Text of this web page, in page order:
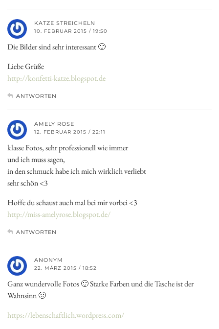
KATZE STREICHELN
10. FEBRUAR 2015 / 19:50
Die Bilder sind sehr interessant 🙂
Liebe Grüße
http://konfetti-katze.blogspot.de
ANTWORTEN
AMELY ROSE
12. FEBRUAR 2015 / 22:11
klasse Fotos, sehr professionell wie immer
und ich muss sagen,
in den schmuck habe ich mich wirklich verliebt
sehr schön <3
Hoffe du schaust auch mal bei mir vorbei <3
http://miss-amelyrose.blogspot.de/
ANTWORTEN
ANONYM
22. MÄRZ 2015 / 18:52
Ganz wundervolle Fotos 🙂 Starke Farben und die Tasche ist der
Wahnsinn 🙂
https://lebenschaftlich.wordpress.com/